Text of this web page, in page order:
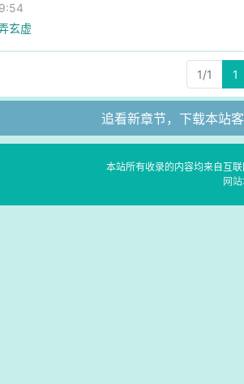
玄虚
1/1 1
追看新章节，下载本站
本站所有收录的内容均来自互
网